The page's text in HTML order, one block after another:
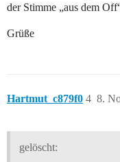
der Stimme „aus dem
Grüße
Hartmut_c879f0 8.
4
gelöscht: